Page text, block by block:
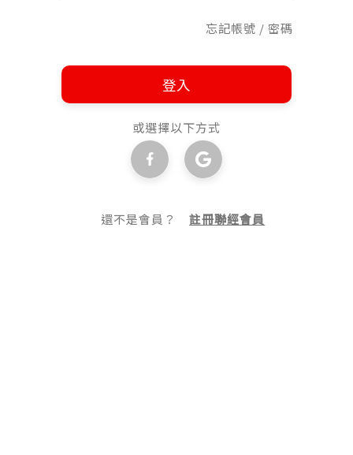
忘記帳號 / 密碼
登入
或選擇以下方式
還不是會員？註冊聯經會員